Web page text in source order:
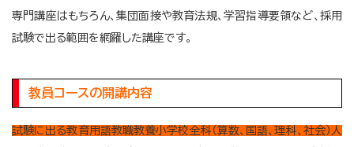
専門講座はもちろん、集団面接や教育法規、学習指導要領など、採用
試験で出る範囲を網羅した講座です。
教員コースの開講内容
試験に出る教育用語教職教養小学校全科（算数、国語、理科、社会） 人